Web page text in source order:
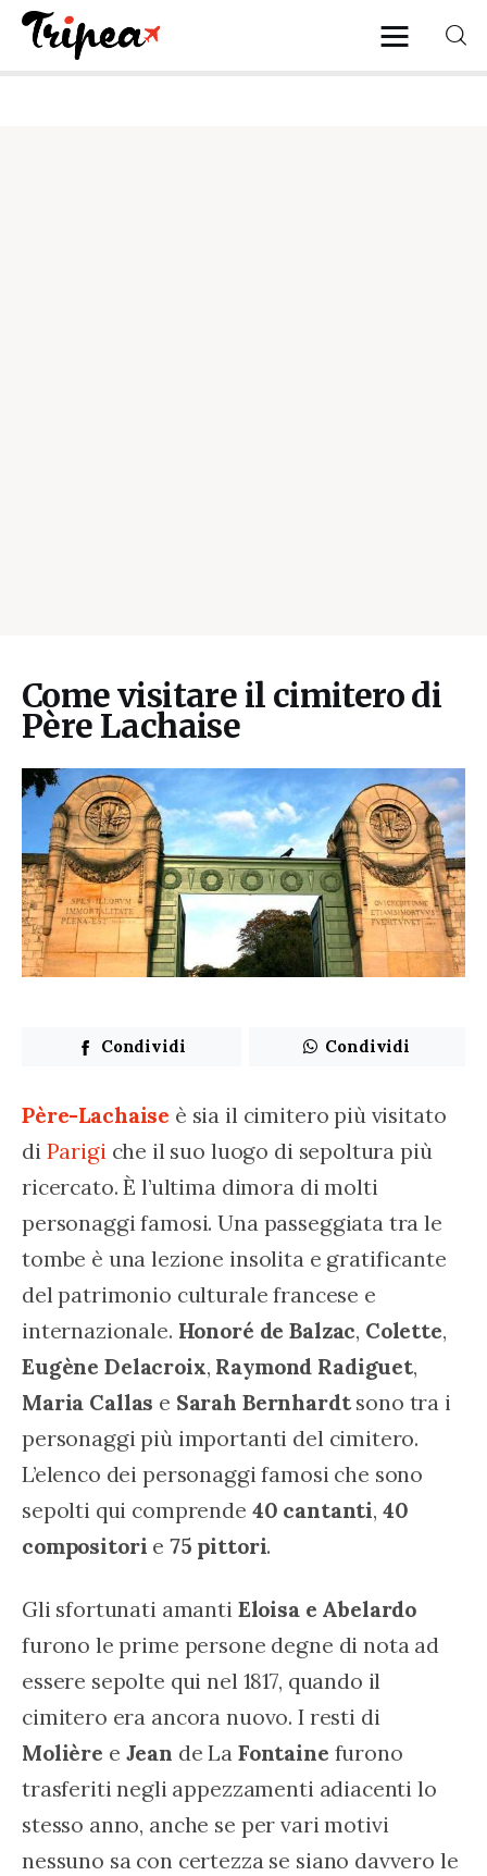
Come visitare il cimitero di
Père Lachaise
Condividi Condividi
Père-Lachaise è sia il cimitero più visitato
di Parigi che il suo luogo di sepoltura più
ricercato. È l’ultima dimora di molti
personaggi famosi. Una passeggiata tra le
tombe è una lezione insolita e gratificante
del patrimonio culturale francese e
internazionale. Honoré de Balzac, Colette,
Eugène Delacroix, Raymond Radiguet,
Maria Callas e Sarah Bernhardt sono tra i
personaggi più importanti del cimitero.
L’elenco dei personaggi famosi che sono
sepolti qui comprende 40 cantanti, 40
compositori e 75 pittori.
Gli sfortunati amanti Eloisa e Abelardo
furono le prime persone degne di nota ad
essere sepolte qui nel 1817, quando il
cimitero era ancora nuovo. I resti di
Molière e Jean de La Fontaine furono
trasferiti negli appezzamenti adiacenti lo
stesso anno, anche se per vari motivi
nessuno sa con certezza se siano davvero le